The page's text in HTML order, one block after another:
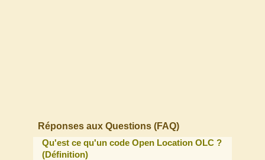
Réponses aux Questions (FAQ)
Qu'est ce qu'un code Open Location OLC ?
(Définition)